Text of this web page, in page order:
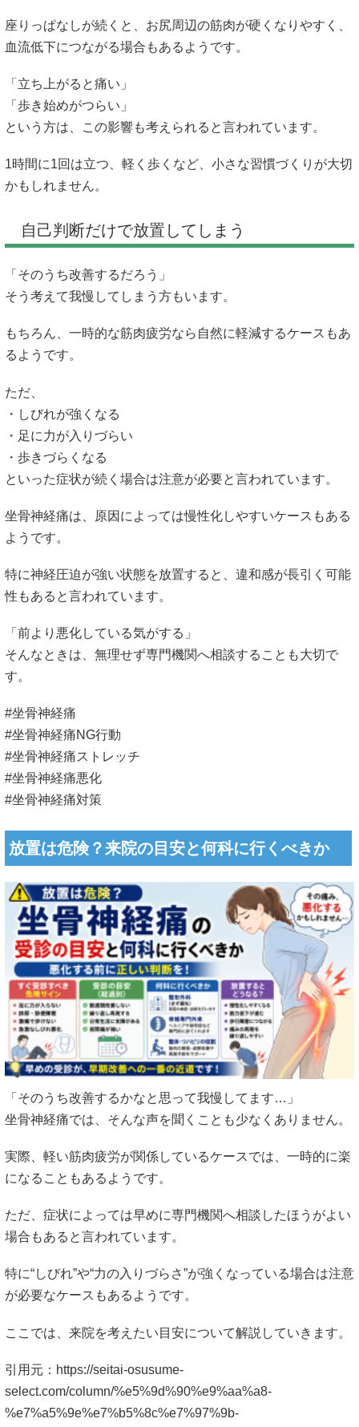
座りっぱなしが続くと、お尻周辺の筋肉が硬くなりやすく、
血流低下につながる場合もあるようです。
「立ち上がると痛い」
「歩き始めがつらい」
という方は、この影響も考えられると言われています。
1時間に1回は立つ、軽く歩くなど、小さな習慣づくりが大切
かもしれません。
自己判断だけで放置してしまう
「そのうち改善するだろう」
そう考えて我慢してしまう方もいます。
もちろん、一時的な筋肉疲労なら自然に軽減するケースもあ
るようです。
ただ、
・しびれが強くなる
・足に力が入りづらい
・歩きづらくなる
といった症状が続く場合は注意が必要と言われています。
坐骨神経痛は、原因によっては慢性化しやすいケースもある
ようです。
特に神経圧迫が強い状態を放置すると、違和感が長引く可能
性もあると言われています。
「前より悪化している気がする」
そんなときは、無理せず専門機関へ相談することも大切で
す。
#坐骨神経痛
#坐骨神経痛NG行動
#坐骨神経痛ストレッチ
#坐骨神経痛悪化
#坐骨神経痛対策
放置は危険？来院の目安と何科に行くべきか
「そのうち改善するかなと思って我慢してます…」
坐骨神経痛では、そんな声を聞くことも少なくありません。
実際、軽い筋肉疲労が関係しているケースでは、一時的に楽
になることもあるようです。
ただ、症状によっては早めに専門機関へ相談したほうがよい
場合もあると言われています。
特に“しびれ”や“力の入りづらさ”が強くなっている場合は注意
が必要なケースもあるようです。
ここでは、来院を考えたい目安について解説していきます。
引用元： https://seitai-osusume-
select.com/column/%e5%9d%90%e9%aa%a8-
%e7%a5%9e%e7%b5%8c%e7%97%9b-